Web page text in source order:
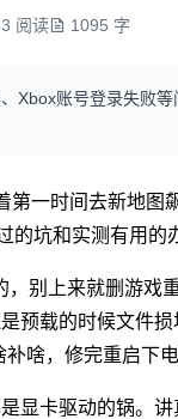
阅读 1095 字
Xbox账号登录失败
一时间去新地图
的坑和实测有用的
别上来就删游戏
预载的时候文件
啥，修完重启下
显卡驱动的锅。